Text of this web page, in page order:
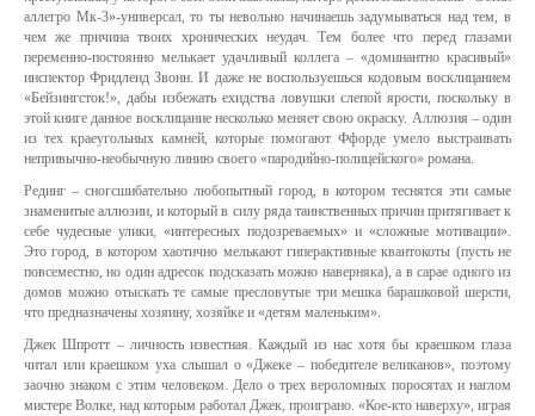
аллегро Мк-3»-универсал, то ты невольно начинаешь задумываться над тем, в
чем же причина твоих хронических неудач. Тем более что перед глазами
переменно-постоянно мелькает удачливый коллега – «доминантно красивый»
инспектор Фридленд Звонн. И даже не воспользуешься кодовым восклицанием
«Бейзингсток!», дабы избежать ехидства ловушки слепой ярости, поскольку в
этой книге данное восклицание несколько меняет свою окраску. Аллюзия – один
из тех краеугольных камней, которые помогают Ффорде умело выстраивать
непривычно-необычную линию своего «пародийно-полицейского» романа.
Рединг – сногсшибательно любопытный город, в котором теснятся эти самые
знаменитые аллюзии, и который в силу ряда таинственных причин притягивает к
себе чудесные улики, «интересных подозреваемых» и «сложные мотивации».
Это город, в котором хаотично мелькают гиперактивные квантокоты (пусть не
повсеместно, но один адресок подсказать можно наверняка), а в сарае одного из
домов можно отыскать те самые пресловутые три мешка барашковой шерсти,
что предназначены хозяину, хозяйке и «детям маленьким».
Джек Шпротт – личность известная. Каждый из нас хотя бы краешком глаза
читал или краешком уха слышал о «Джеке – победителе великанов», поэтому
заочно знаком с этим человеком. Дело о трех вероломных поросятах и наглом
мистере Волке, над которым работал Джек, проиграно. «Кое-кто наверху», играя